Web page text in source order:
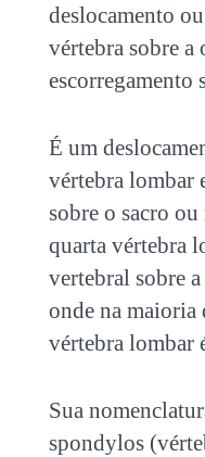
deslocamento
vértebra sobre a
escorregamento
É um
vértebra lombar
sobre o sacro
quarta vértebra
vertebral sobre
onde na maioria
vértebra lombar
Sua
spondylos